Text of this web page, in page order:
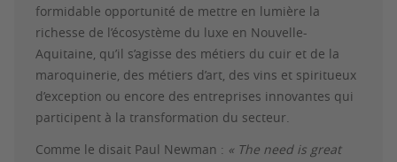
formidable opportunité de mettre en lumière la
richesse de l’écosystème du luxe en Nouvelle-
Aquitaine, qu’il s’agisse des métiers du cuir et de la
maroquinerie, des métiers d’art, des vins et spiritueux
d’exception ou encore des entreprises innovantes qui
participent à la transformation du secteur.
Comme le disait Paul Newman : « The need is great